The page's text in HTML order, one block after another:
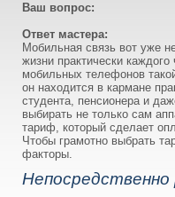
Ваш вопрос:
Ответ мастера:
Мобильная связь вот уже
жизни практически
мобильных телефонов
он находится в кармане
студента, пенсионера и
выбирать не только сам
тариф, который сделает
Чтобы грамотно выбрать
факторы.